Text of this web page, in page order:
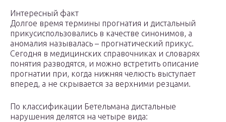
Интересный факт
Долгое время термины прогнатия и дистальный
прикусиспользовались в качестве синонимов, а
аномалия называлась – прогнатический прикус.
Сегодня в медицинских справочниках и словарях
понятия разводятся, и можно встретить описание
прогнатии при, когда нижняя челюсть выступает
вперед, а не скрывается за верхними резцами.
По классификации Бетельмана дистальные
нарушения делятся на четыре вида: